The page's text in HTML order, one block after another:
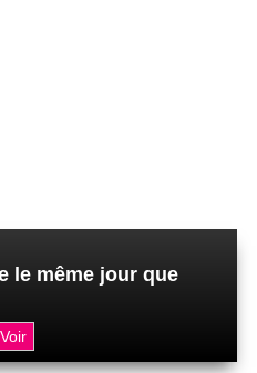
le même jour que